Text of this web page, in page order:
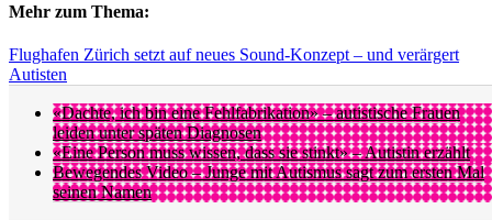
Mehr zum Thema:
Flughafen Zürich setzt auf neues Sound-Konzept – und verärgert
Autisten
«Dachte, ich bin eine Fehlfabrikation» – autistische Frauen
leiden unter späten Diagnosen
«Eine Person muss wissen, dass sie stinkt» – Autistin erzählt
Bewegendes Video – Junge mit Autismus sagt zum ersten Mal
seinen Namen